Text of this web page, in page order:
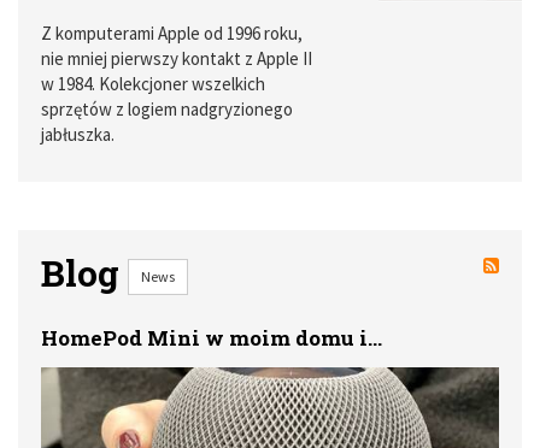
Z komputerami Apple od 1996 roku,
nie mniej pierwszy kontakt z Apple II
w 1984. Kolekcjoner wszelkich
sprzętów z logiem nadgryzionego
jabłuszka.
Blog News
HomePod Mini w moim domu i...